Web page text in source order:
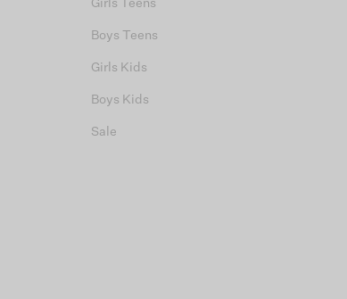
Girls Teens
Boys Teens
Girls Kids
Boys Kids
Sale